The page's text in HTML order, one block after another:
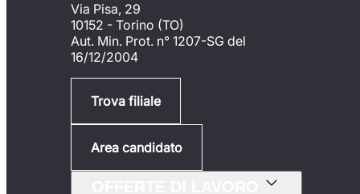
Via Pisa, 29
10152 - Torino (TO)
Aut. Min. Prot. n° 1207-SG del
16/12/2004
Trova filiale
Area candidato